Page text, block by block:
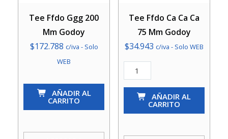
Tee Ffdo Ggg 200
Mm Godoy
$172.788 c/iva - Solo
WEB
Tee
Ggg
AÑADIR AL
CARRITO
Tee Ffdo Ca Ca Ca
75 Mm Godoy
$34.943 c/iva - Solo WEB
Tee
Ffdo
AÑADIR AL
CARRITO